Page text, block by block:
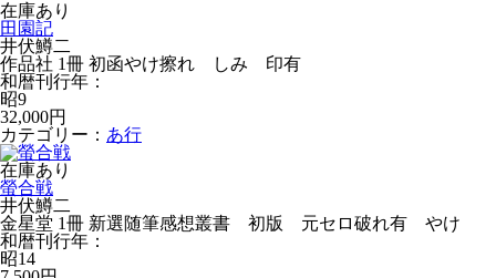
在庫あり
田園記
井伏鱒二
作品社 1冊 初函やけ擦れ しみ 印有
和暦刊行年：
昭9
32,000円
カテゴリー： あ行
在庫あり
螢合戦
井伏鱒二
金星堂 1冊 新選随筆感想叢書 初版 元セロ破れ有 やけ
和暦刊行年：
昭14